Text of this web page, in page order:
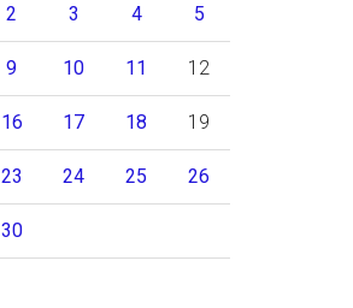
2 3 4 5
9 10 11 12
16 17 18 19
23 24 25 26
30